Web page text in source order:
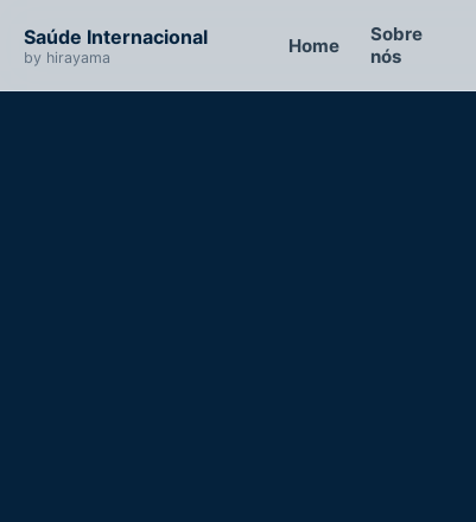
Saúde Internacional
by hirayama
Home
Sobre
nós